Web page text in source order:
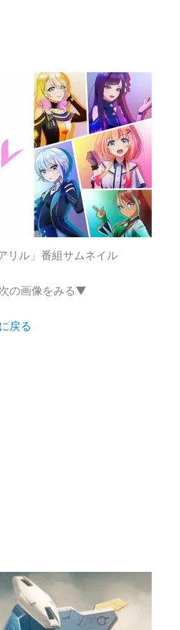
リル」番組サムネイル
の画像をみる▼
戻る